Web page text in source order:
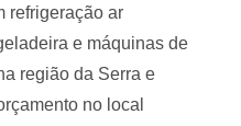
refrigeração ar
e máquinas de
região da Serra e
no local